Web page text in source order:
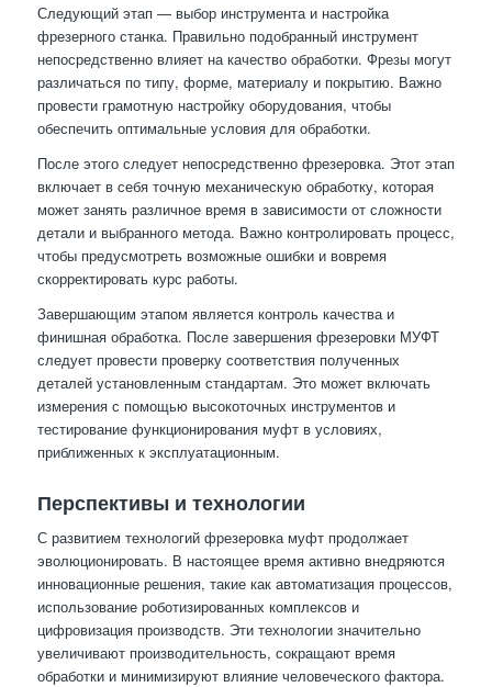
Следующий этап — выбор инструмента и настройка
фрезерного станка. Правильно подобранный инструмент
непосредственно влияет на качество обработки. Фрезы могут
различаться по типу, форме, материалу и покрытию. Важно
провести грамотную настройку оборудования, чтобы
обеспечить оптимальные условия для обработки.
После этого следует непосредственно фрезеровка. Этот этап
включает в себя точную механическую обработку, которая
может занять различное время в зависимости от сложности
детали и выбранного метода. Важно контролировать процесс,
чтобы предусмотреть возможные ошибки и вовремя
скорректировать курс работы.
Завершающим этапом является контроль качества и
финишная обработка. После завершения фрезеровки МУФТ
следует провести проверку соответствия полученных
деталей установленным стандартам. Это может включать
измерения с помощью высокоточных инструментов и
тестирование функционирования муфт в условиях,
приближенных к эксплуатационным.
Перспективы и технологии
С развитием технологий фрезеровка муфт продолжает
эволюционировать. В настоящее время активно внедряются
инновационные решения, такие как автоматизация процессов,
использование роботизированных комплексов и
цифровизация производств. Эти технологии значительно
увеличивают производительность, сокращают время
обработки и минимизируют влияние человеческого фактора.